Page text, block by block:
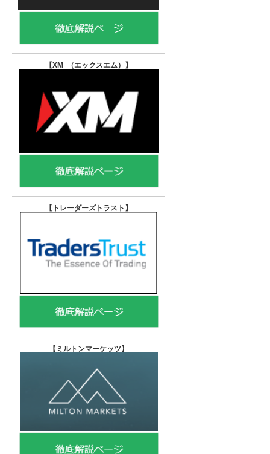
【XM （エックスエム） 】
【トレーダーズトラスト 】
【 ミルトンマーケッツ】